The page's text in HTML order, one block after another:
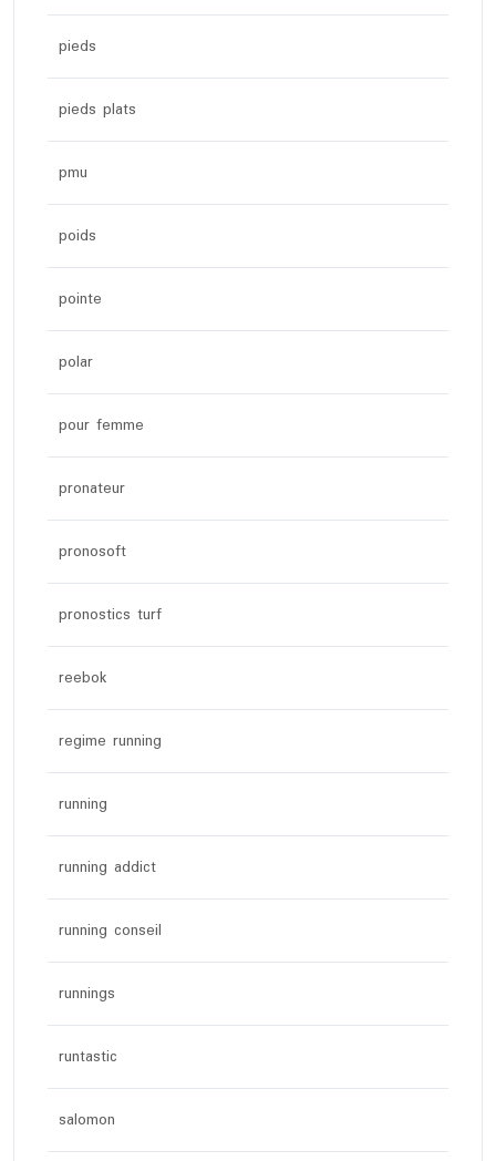
pieds
pieds plats
pmu
poids
pointe
polar
pour femme
pronateur
pronosoft
pronostics turf
reebok
regime running
running
running addict
running conseil
runnings
runtastic
salomon